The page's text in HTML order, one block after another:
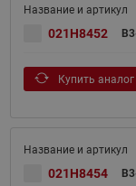
021H8452
Купить аналог
021H8454